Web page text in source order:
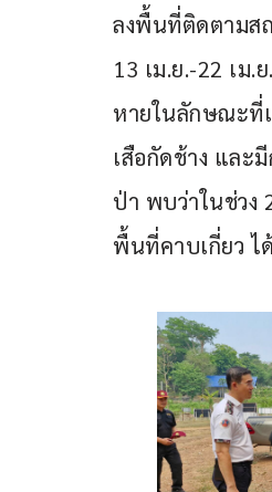
ลงพื้นที่ติดตามส
13 เม.ย.-22 เม
หายในลักษณะที่
เสือกัดช้าง และ
ป่า พบว่าในช่วง
พื้นที่คาบเกี่ยว ไ